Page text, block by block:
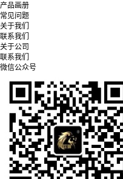
产品画册
常见问题
关于我们
联系我们
关于公司
联系我们
微信公众号